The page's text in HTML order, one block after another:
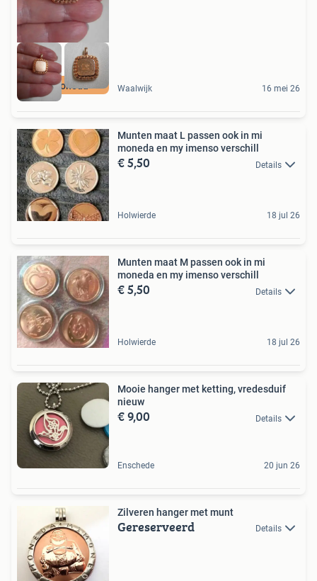
Mi Moneda Waalwijk 16 mei 26
Munten maat L passen ook in mi
moneda en my imenso verschill
€ 5,50 Details
Holwierde 18 jul 26
Munten maat M passen ook in mi
moneda en my imenso verschill
€ 5,50 Details
Holwierde 18 jul 26
Mooie hanger met ketting, vredesduif
nieuw
€ 9,00 Details
Enschede 20 jun 26
Zilveren hanger met munt
Gereserveerd Details